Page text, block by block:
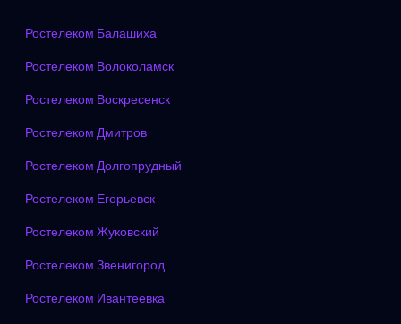
Ростелеком Балашиха
Ростелеком Волоколамск
Ростелеком Воскресенск
Ростелеком Дмитров
Ростелеком Долгопрудный
Ростелеком Егорьевск
Ростелеком Жуковский
Ростелеком Звенигород
Ростелеком Ивантеевка